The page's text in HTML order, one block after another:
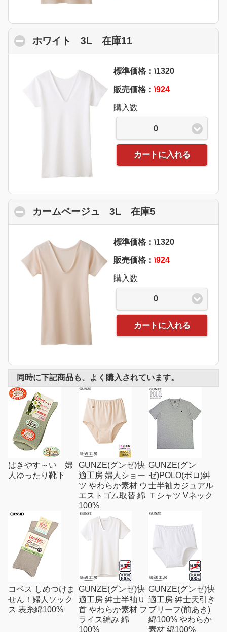
ホワイト 3L 在庫11
標準価格：\1320
販売価格： \924
購入数
0
カートに入れる
カームベージュ 3L 在庫5
標準価格：\1320
販売価格： \924
購入数
0
カートに入れる
同時に下記商品も、よく購入されています。
はきやす～い 婦
人ゆったり靴下
GUNZE(グンゼ)快
適工房 婦人ショー
ツ やわらか素材 ウ
エストゴム取替 綿
100%
GUNZE(グン
ゼ)POLO(ポロ)紳
士半袖カジュアル
Ｔシャツ Vネック
コベス しめつけま
せん！婦人ソック
ス 表糸綿100%
GUNZE(グンゼ)快
適工房 紳士半袖Ｕ
首 やわらか素材 フ
ライス編み 綿
100%
GUNZE(グンゼ)快
適工房 紳士天引き
ブリーフ(前あき)
綿100% やわらか
素材 綿100%